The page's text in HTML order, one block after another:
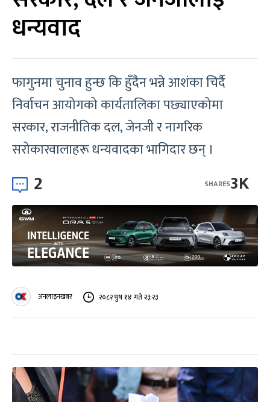
धन्यवाद
फागुनमा चुनाव हुन्छ कि हुँदैन भन्ने आशंका चिर्दै
निर्वाचन आयोगको कार्यतालिका पछ्याएकोमा
सरकार, राजनीतिक दल, जेनजी र नागरिक
सरोकारवालाहरू धन्यवादका भागिदार छन् ।
2 3K
SHARES
अनलाइनखबर २०८२ पुष १४ गते २३:२३